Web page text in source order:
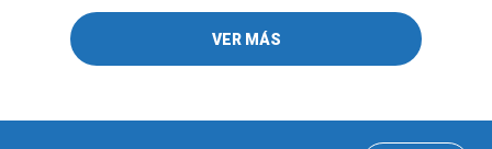
VER MÁS